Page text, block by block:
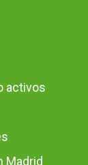
activos
Madrid